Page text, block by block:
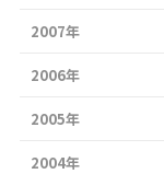
2007年
2006年
2005年
2004年